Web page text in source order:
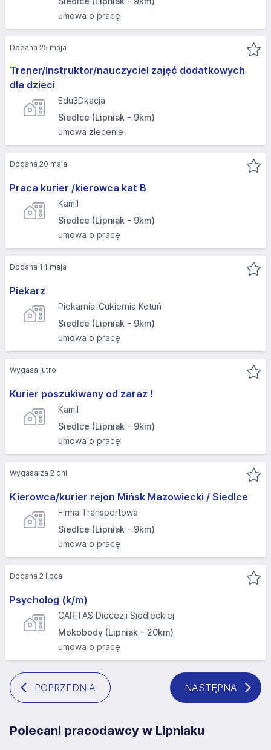
umowa o pracę
Trener/Instruktor/nauczyciel zajęć dodatkowych
dla dzieci
Edu3Dkacja
Siedlce (Lipniak - 9km)
umowa zlecenie
Dodana 25 maja
Praca kurier /kierowca kat B
Kamil
Siedlce (Lipniak - 9km)
umowa o pracę
Dodana 20 maja
Piekarz
Piekarnia-Cukiernia Kotuń
Siedlce (Lipniak - 9km)
umowa o pracę
Dodana 14 maja
Kurier poszukiwany od zaraz !
Kamil
Siedlce (Lipniak - 9km)
umowa o pracę
Wygasa jutro
Kierowca/kurier rejon Mińsk Mazowiecki / Siedlce
Firma Transportowa
Siedlce (Lipniak - 9km)
umowa o pracę
Wygasa za 2 dni
Psycholog (k/m)
CARITAS Diecezji Siedleckiej
Mokobody (Lipniak - 20km)
umowa o pracę
Dodana 2 lipca
POPRZEDNIA NASTĘPNA
Polecani pracodawcy w Lipniaku